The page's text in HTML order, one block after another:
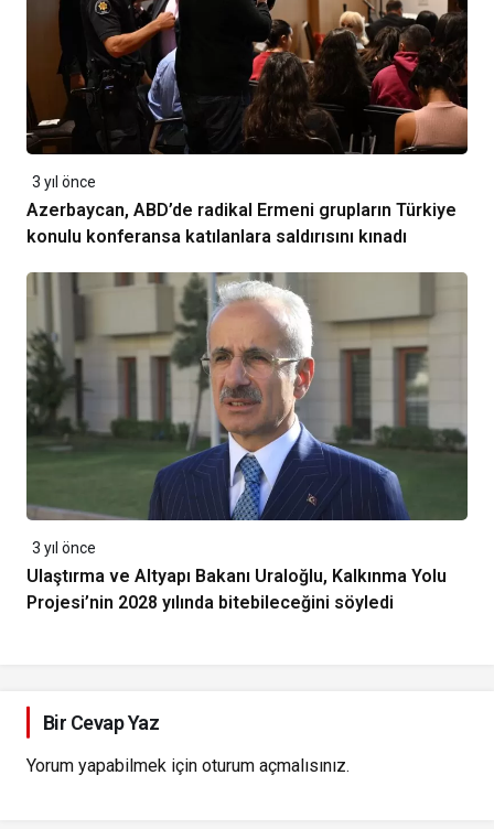
3 yıl önce
Azerbaycan, ABD’de radikal Ermeni grupların Türkiye
konulu konferansa katılanlara saldırısını kınadı
3 yıl önce
Ulaştırma ve Altyapı Bakanı Uraloğlu, Kalkınma Yolu
Projesi’nin 2028 yılında bitebileceğini söyledi
Bir Cevap Yaz
Yorum yapabilmek için oturum açmalısınız.